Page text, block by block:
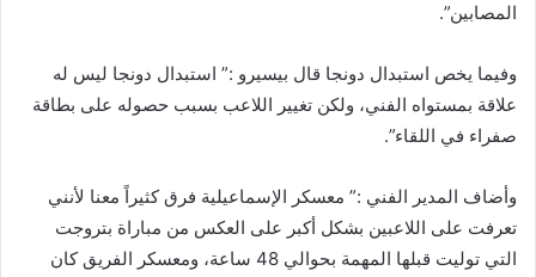
المصابين”.
وفيما يخص استبدال دونجا قال بيسيرو :” استبدال دونجا ليس له
علاقة بمستواه الفني، ولكن تغيير اللاعب بسبب حصوله على بطاقة
صفراء في اللقاء”.
وأضاف المدير الفني :” معسكر الإسماعيلية فرق كثيراً معنا لأنني
تعرفت على اللاعبين بشكل أكبر على العكس من مباراة بتروجت
التي توليت قبلها المهمة بحوالي 48 ساعة، ومعسكر الفريق كان